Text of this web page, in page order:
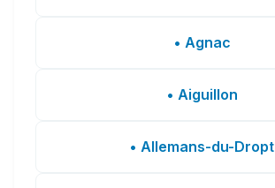
• Agnac
• Aiguillon
• Allemans-du-Dropt